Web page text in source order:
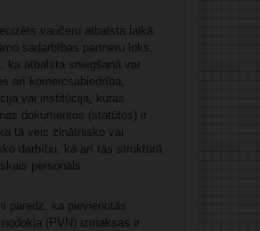
vaučeru atbalsta laikā
sadarbības partneru loks,
ka atbalsta sniegšanā var
arī komercsabiedrība,
vai institūcija, kuras
dokumentos (statūtos) ir
tā veic zinātnisko vai
darbību, kā arī tās struktūrā
personāls.
paredz, ka pievienotās
(PVN) izmaksas ir